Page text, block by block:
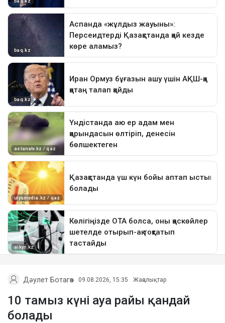
Дәулет Ботагөз 09.08.2026, 15:35 Жаңалықтар
10 тамыз күні ауа райы қандай
болады